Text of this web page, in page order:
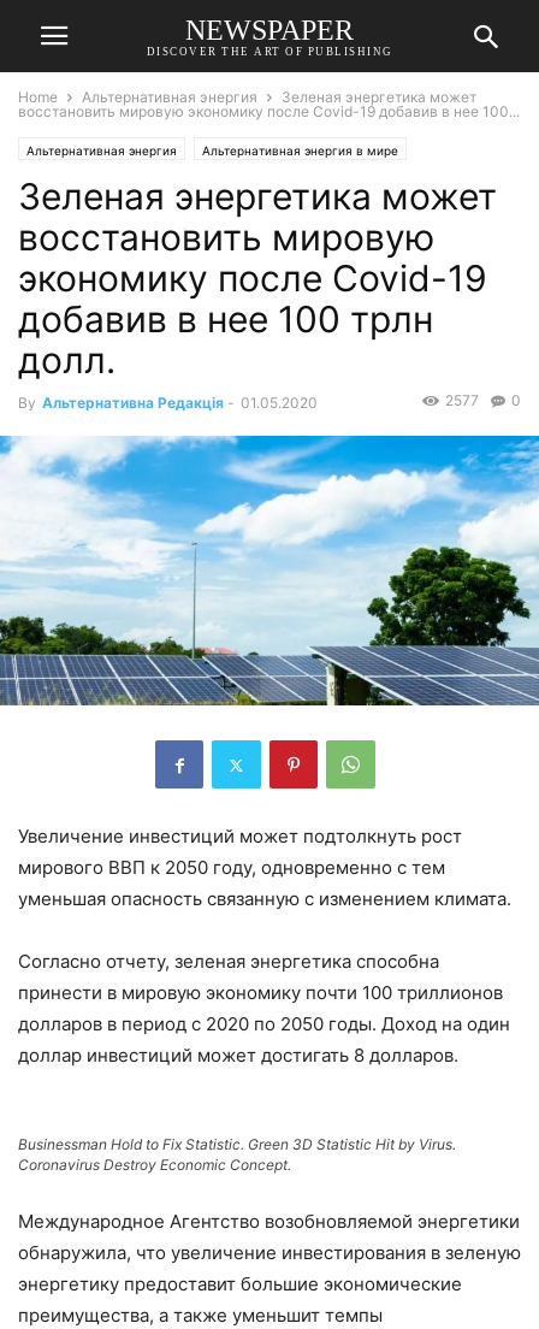
NEWSPAPER
DISCOVER THE ART OF PUBLISHING
Home Альтернативная энергия
Зеленая энергетика может
восстановить мировую экономику после Covid-19 добавив в нее 100...
Альтернативная энергия Альтернативная энергия в мире
Зеленая энергетика может
восстановить мировую
экономику после Covid-19
добавив в нее 100 трлн
долл.
By Альтернативна Редакція - 01.05.2020 0
2577
Увеличение инвестиций может подтолкнуть рост
мирового ВВП к 2050 году, одновременно с тем
уменьшая опасность связанную с изменением климата.
Согласно отчету, зеленая энергетика способна
принести в мировую экономику почти 100 триллионов
долларов в период с 2020 по 2050 годы. Доход на один
доллар инвестиций может достигать 8 долларов.
Businessman Hold to Fix Statistic. Green 3D Statistic Hit by Virus.
Coronavirus Destroy Economic Concept.
Международное Агентство возобновляемой энергетики
обнаружила, что увеличение инвестирования в зеленую
энергетику предоставит большие экономические
преимущества, а также уменьшит темпы